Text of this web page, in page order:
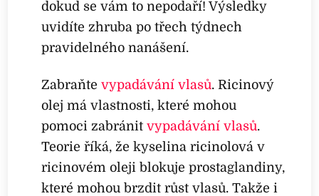
dokud se vám to nepodaří! Výsledky
uvidíte zhruba po třech týdnech
pravidelného nanášení.
Zabraňtevypadávání vlasů. Ricinový
olej má vlastnosti, které mohou
pomoci zabránitvypadávání vlasů.
Teorie říká, že kyselina ricinolová v
ricinovém oleji blokuje prostaglandiny,
které mohou brzdit růst vlasů. Takže i